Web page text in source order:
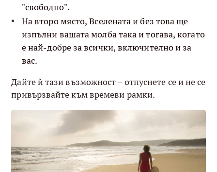
"свободно".
На второ място, Вселената и без това ще
изпълни вашата молба така и тогава, когато
е най-добре за всички, включително и за
вас.
Дайте ѝ тази възможност – отпуснете се и не се
привързвайте към времеви рамки.